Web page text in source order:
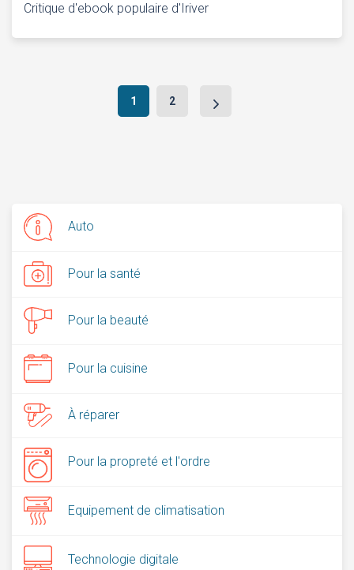
Critique d'ebook populaire d'Iriver
Navigation
1 2
Auto
Pour la santé
Pour la beauté
Pour la cuisine
À réparer
Pour la propreté et l'ordre
Equipement de climatisation
Technologie digitale